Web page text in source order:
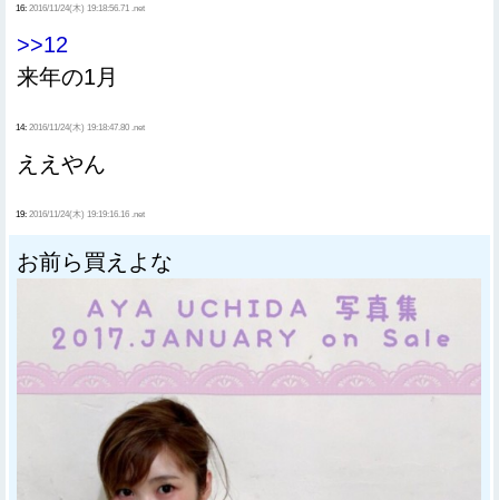
16: 2016/11/24(木) 19:18:56.71 .net
>>12
来年の1月
14: 2016/11/24(木) 19:18:47.80 .net
ええやん
19: 2016/11/24(木) 19:19:16.16 .net
お前ら買えよな